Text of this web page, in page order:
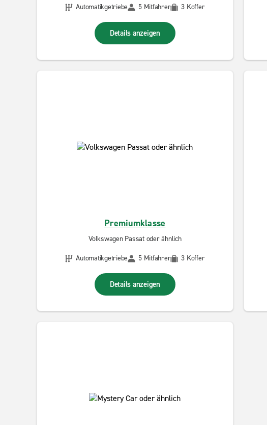
Automatikgetriebe
5 Mitfahrer 3 Koffer
Details anzeigen
Premiumklasse
Volkswagen Passat oder ähnlich
Automatikgetriebe
5 Mitfahrer 3 Koffer
Details anzeigen